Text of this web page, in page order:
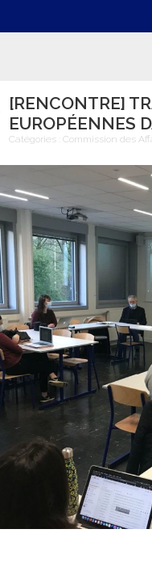
[RENCONTRE]
EUROPÉENNES
Catégories : Commission des